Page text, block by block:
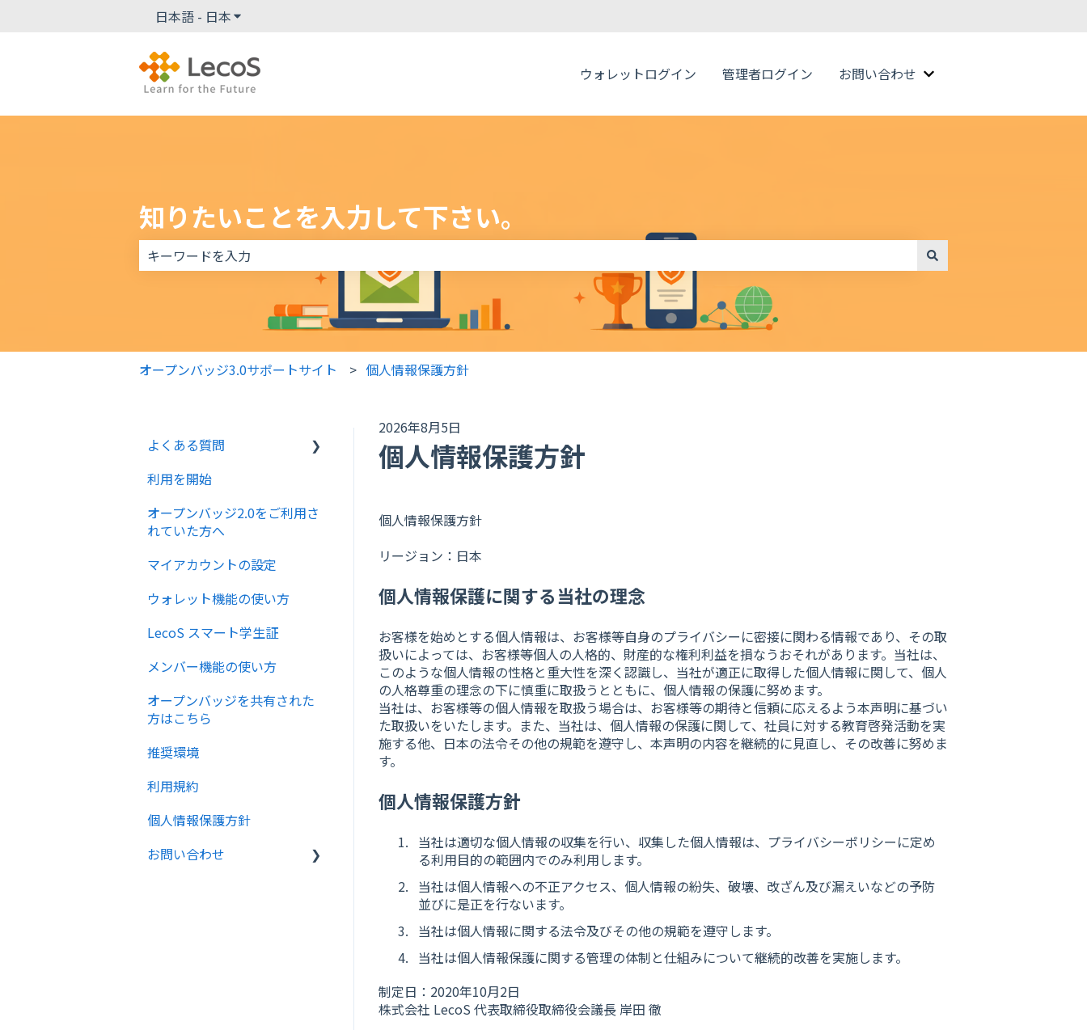
日本語 - 日本翻訳のサブメニューを表示
ウォレットログイン 管理者ログイン お問い合わせ お問い合わせのサブメニ
知りたいことを入力して下さい。
検索フィールドが空なので、候補はありません。
オープンバッジ3.0サポートサイト 個人情報保護方針
2026年8月5日
個人情報保護方針
個人情報保護方針
リージョン：日本
個人情報保護に関する当社の理念
お客様を始めとする個人情報は、お客様等自身のプライバシーに密接に関わる情報であり、その取
扱いによっては、お客様等個人の人格的、財産的な権利利益を損なうおそれがあります。当社は、
このような個人情報の性格と重大性を深く認識し、当社が適正に取得した個人情報に関して、個人
の人格尊重の理念の下に慎重に取扱うとともに、個人情報の保護に努めます。
当社は、お客様等の個人情報を取扱う場合は、お客様等の期待と信頼に応えるよう本声明に基づい
た取扱いをいたします。また、当社は、個人情報の保護に関して、社員に対する教育啓発活動を実
施する他、日本の法令その他の規範を遵守し、本声明の内容を継続的に見直し、その改善に努めま
す。
個人情報保護方針
当社は適切な個人情報の収集を行い、収集した個人情報は、プライバシーポリシーに定め
る利用目的の範囲内でのみ利用します。
当社は個人情報への不正アクセス、個人情報の紛失、破壊、改ざん及び漏えいなどの予防
並びに是正を行ないます。
当社は個人情報に関する法令及びその他の規範を遵守します。
当社は個人情報保護に関する管理の体制と仕組みについて継続的改善を実施します。
制定日：2020年10月2日
株式会社 LecoS 代表取締役取締役会議長 岸田 徹
よくある質問
サービス概要
Eメール
利用を開始
オープンバッジ2.0をご利用さ
れていた方へ
マイアカウントの設定
ウォレット機能の使い方
LecoS スマート学生証
メンバー機能の使い方
オープンバッジを共有された
方はこちら
推奨環境
利用規約
個人情報保護方針
お問い合わせ